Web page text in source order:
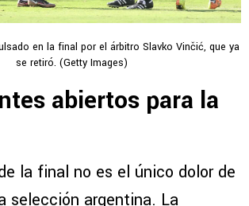
en la final por el árbitro Slavko Vinčić, que ya
se retiró. (Getty Images)
abiertos para la
la final no es el único dolor de
selección argentina. La